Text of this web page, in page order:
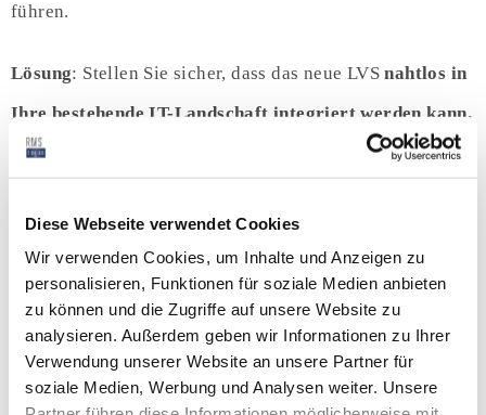
Diese Webseite verwendet Cookies
Wir verwenden Cookies, um Inhalte und Anzeigen zu
personalisieren, Funktionen für soziale Medien anbieten
zu können und die Zugriffe auf unsere Website zu
analysieren. Außerdem geben wir Informationen zu Ihrer
Verwendung unserer Website an unsere Partner für
soziale Medien, Werbung und Analysen weiter. Unsere
führen.
Lösung: Stellen Sie sicher, dass das neue LVSnahtlos in
Ihre bestehende IT-Landschaft integriert werden kann.
Prüfen Sie die Kompatibilität und die Schnittstellen zu
Auch hierfür haben wir eine Lösung: unsere
Softwarelösungen, wie bspw. ConnectLOG sind auf Basis
von Microsoft 365 Business Central aufgebaut. Eine
Anbindung an andere Systeme können wir über